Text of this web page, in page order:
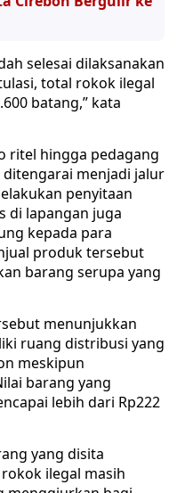
selesai dilaksanakan
total rokok ilegal
batang,” kata
ritel hingga pedagang
menjadi jalur
penyitaan
di lapangan juga
kepada para
produk tersebut
barang serupa yang
menunjukkan
ruang distribusi yang
meskipun
barang yang
lebih dari Rp222
yang disita
ilegal masih